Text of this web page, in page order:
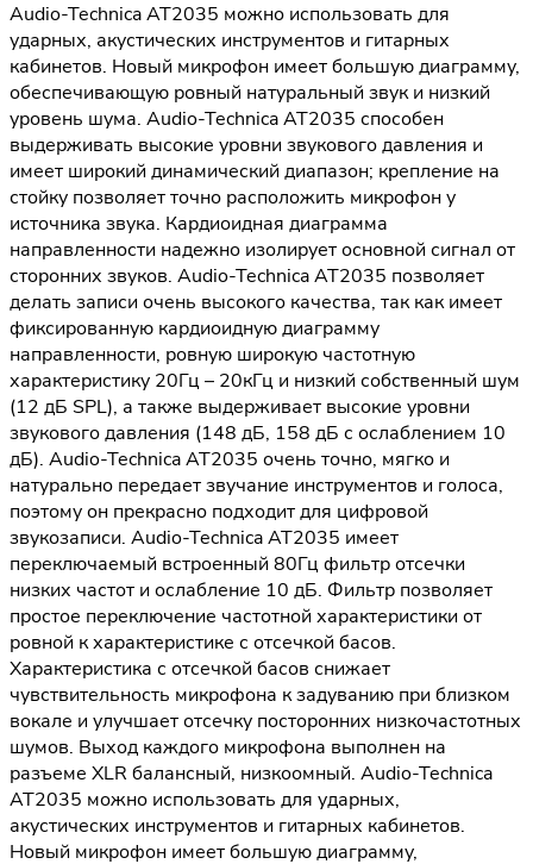
Audio-Technica AT2035 можно использовать для
ударных, акустических инструментов и гитарных
кабинетов. Новый микрофон имеет большую диаграмму,
обеспечивающую ровный натуральный звук и низкий
уровень шума. Audio-Technica AT2035 способен
выдерживать высокие уровни звукового давления и
имеет широкий динамический диапазон; крепление на
стойку позволяет точно расположить микрофон у
источника звука. Кардиоидная диаграмма
направленности надежно изолирует основной сигнал от
сторонних звуков. Audio-Technica AT2035 позволяет
делать записи очень высокого качества, так как имеет
фиксированную кардиоидную диаграмму
направленности, ровную широкую частотную
характеристику 20Гц – 20кГц и низкий собственный шум
(12 дБ SPL), а также выдерживает высокие уровни
звукового давления (148 дБ, 158 дБ с ослаблением 10
дБ). Audio-Technica AT2035 очень точно, мягко и
натурально передает звучание инструментов и голоса,
поэтому он прекрасно подходит для цифровой
звукозаписи. Audio-Technica AT2035 имеет
переключаемый встроенный 80Гц фильтр отсечки
низких частот и ослабление 10 дБ. Фильтр позволяет
простое переключение частотной характеристики от
ровной к характеристике с отсечкой басов.
Характеристика с отсечкой басов снижает
чувствительность микрофона к задуванию при близком
вокале и улучшает отсечку посторонних низкочастотных
шумов. Выход каждого микрофона выполнен на
разъеме XLR балансный, низкоомный. Audio-Technica
AT2035 можно использовать для ударных,
акустических инструментов и гитарных кабинетов.
Новый микрофон имеет большую диаграмму,